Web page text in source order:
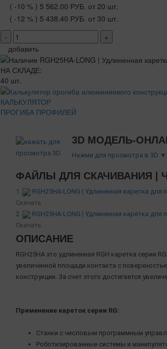
( -10 % ) 5 562.00 РУБ. от 20 шт.
( -12 % ) 5 438.40 РУБ. от 30 шт.
-
+
добавить
НА СКЛАДЕ:
40 шт.
КАЛЬКУЛЯТОР
ПРОГИБА ПРОФИЛЕЙ
3D МОДЕЛЬ-
Нажми для просмотра в 3D ▼
ФАЙЛЫ ДЛЯ СКАЧИВАНИЯ |
1.
RGH25HA-LONG | Удлиненная каретка
Скачать
2.
RGH25HA-LONG | Удлиненная каретка
Скачать
ОПИСАНИЕ
RGH25HA это удлиненная RGH каретка
увеличенной площади контакта с
конструкции. За счет этого достигается
Применение кареток серии RG:
Станки с числовым программным
Роботизированные системы и